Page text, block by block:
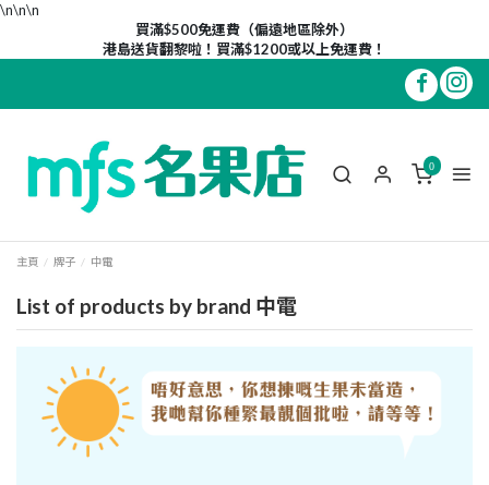
\n\n\n
買滿$500免運費（偏遠地區除外）
港島送貨翻黎啦！買滿$1200或以上免運費！
0
主頁 牌子 中電
List of products by brand 中電